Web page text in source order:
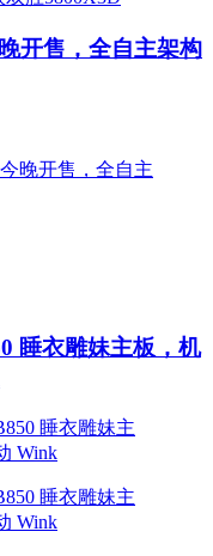
开售，全自主架构
睡衣雕妹主板，机